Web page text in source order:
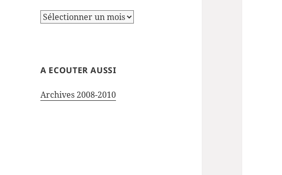
Archives
A ECOUTER AUSSI
Archives 2008-2010